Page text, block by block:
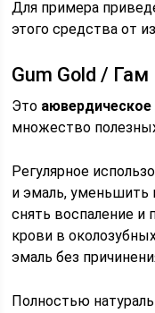
Для примера
этого средства от
Gum Gold / Гам
Это
множество
Регулярное
и эмаль, уменьшить
снять воспаление
крови в
эмаль без
Полностью